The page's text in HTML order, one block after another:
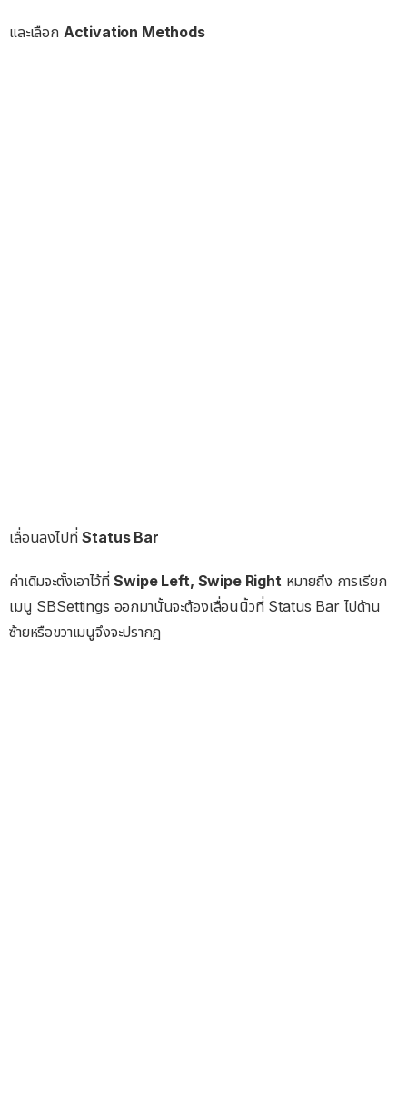
และเลือก Activation Methods
เลื่อนลงไปที่Status Bar
ค่าเดิมจะตั้งเอาไว้ที่Swipe Left, Swipe Right หมายถึง การเรียก
เมนู SBSettings ออกมานั้นจะต้องเลื่อนนิ้วที่ Status Bar ไปด้าน
ซ้ายหรือขวาเมนูจึงจะปรากฎ